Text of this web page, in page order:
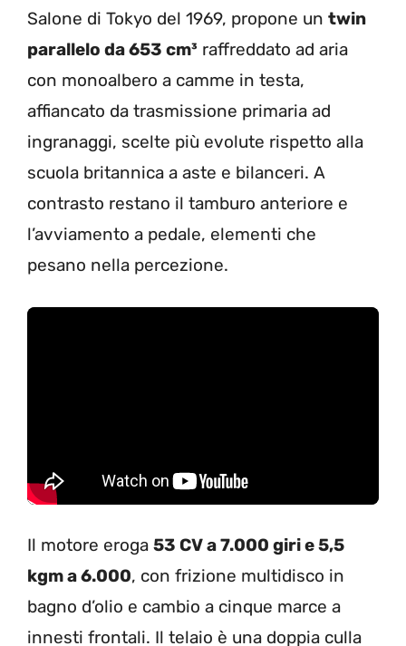
Salone di Tokyo del 1969, propone un twin
parallelo da 653 cm³ raffreddato ad aria
con monoalbero a camme in testa,
affiancato da trasmissione primaria ad
ingranaggi, scelte più evolute rispetto alla
scuola britannica a aste e bilanceri. A
contrasto restano il tamburo anteriore e
l’avviamento a pedale, elementi che
pesano nella percezione.
Il motore eroga 53 CV a 7.000 giri e 5,5
kgm a 6.000, con frizione multidisco in
bagno d’olio e cambio a cinque marce a
innesti frontali. Il telaio è una doppia culla